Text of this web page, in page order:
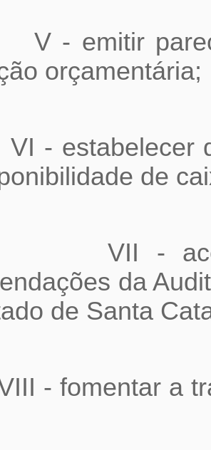
V - emitir
orçamentária;
VI - estabelecer
de
VII -
da
de Santa
- fomentar a